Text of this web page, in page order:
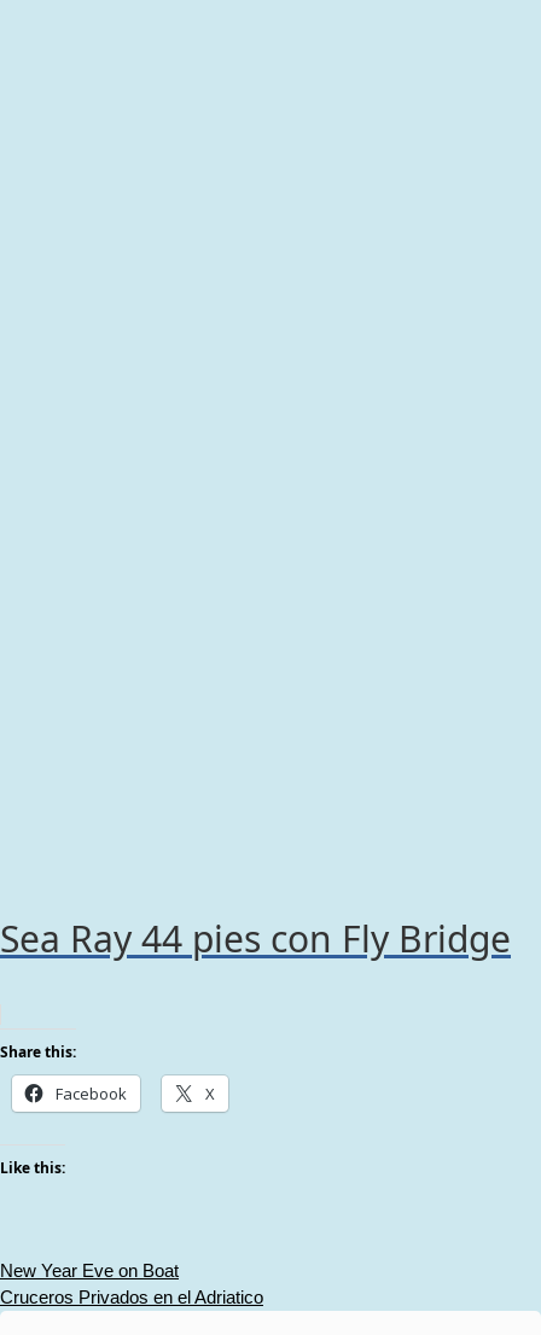
Sea Ray 44 pies con Fly Bridge
Share this:
Facebook X
Like this:
Post
New Year Eve on Boat
Cruceros Privados en el Adriatico